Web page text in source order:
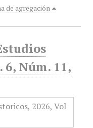
de agregación
Núm. 11,